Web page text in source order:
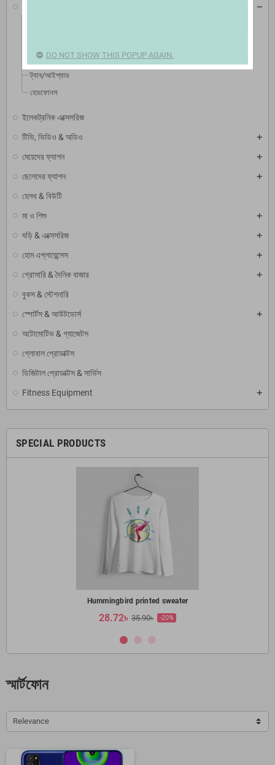
মোবাইল এক্সেসোরিস
ট্যাব/আইপ্যাড
হেডফোনস
ইলেকট্রনিক এক্সেসরিজ
টিভি, ভিডিও & অডিও
মেয়েদের ফ্যাশন
ছেলেদের ফ্যাশন
হেলথ & বিউটি
মা ও শিশু
ঘড়ি & এক্সেসরিজ
হোম এপ্লায়েন্সেস
গ্রোসারি & দৈনিক বাজার
বুকস & স্টেশনারি
স্পোর্টস & আউটডোর্স
অটোমোটিভ & গ্যাজেটস
গ্লোবাল প্রোডাক্টস
ডিজিটাল প্রোডাক্টস & সার্ভিস
Fitness Equipment
SPECIAL PRODUCTS
Hummingbird printed sweater
28.72৳ 35.90৳ -20%
স্মার্টফোন
Relevance
DO NOT SHOW THIS POPUP AGAIN.